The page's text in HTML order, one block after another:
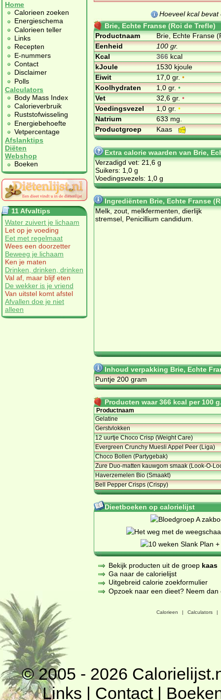
Home
Calorieen zoeken
Energieschema
Calorieen teller
Links
Recepten
E-nummers
Contact
Disclaimer
Polls
Calculators
Body Mass Index
Calorieverbruik
Ruststofwisseling
Energiebehoefte
Vetpercentage
Afslanktips
Diëten
Webshop
Boeken
11 Afvaltips
Water zuivert je lichaam
Let op je voeding
Eet met regelmaat
Wees een doorzetter
Beweeg je lichaam
Ken je maten
Drinken, drinken, drinken
Val af, maar blijf eten
De wekker is je vriend
Van uitstel komt afstel
Afvallen doe je niet
alleen
Hoeveel kcal
Brie, Echte Franse (Roi de Trefle)
Productnaam
Brie, Echte Franse
Eenheid
100 gr.
Kcal
366kcal
kJoule
1530 kjoule
Eiwit
17,0 gr.•
Koolhydraten
1,0 gr.•
Vet
32,6 gr.•
Voedingsvezel
1,0 gr.•
Natrium
633 mg.
Productgroep
Kaas
Extra calorie waarden van Brie,
Verzadigd vet: 21,6 g
Suikers: 1,0 g
Voedingsvezels: 1,0 g
Ingrediënten Brie, Echte Franse
Melk, zout, melkfermenten, dierlijk
stremsel, Penicillium candidum.
Inhoud verpakking Brie, Echte
Puntje 200 gram
Producten waar 366 kcal per 100
Productnaam
Gelatine
Gerstvlokken
12 uurtje Choco Crisp (Weight Care)
Evergreen Crunchy Muesli Appel Peer (Liga)
Choco Bollen (Partygebak)
Zure Duo-matten kauwgom smaak (Look-O-
Haverzemelen Bio (Smaakt)
Bell Pepper Crisps (Crispy)
Dieetboeken op calorielijst
Bekijk producten uit de groep kaas
Ga naar de calorielijst
Uitgebreid calorie zoekformulier
Opzoek naar een dieet? Neem
Calorieen | Calculators |
© 2005 - 2026
Links | Contact|